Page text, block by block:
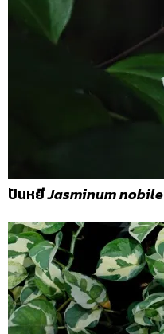
ปันหยีJasminum nobile